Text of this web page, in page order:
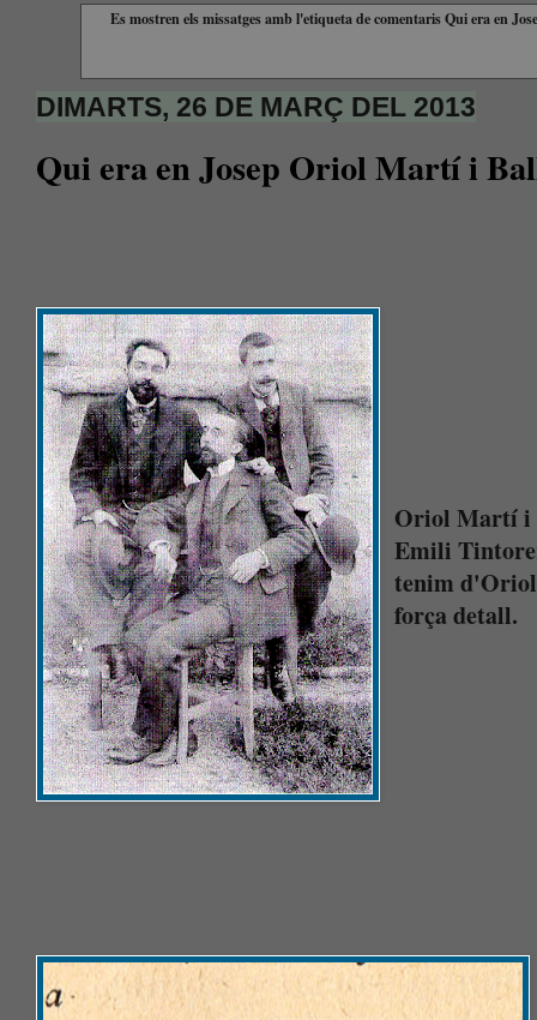
Es mostren els missatges amb l'etiqueta de comentarisQui era en
DIMARTS, 26 DE MARÇ DEL 2013
Qui era en Josep Oriol Martí i
Oriol Martí i
Emili
tenim d'Oriol
força detall.